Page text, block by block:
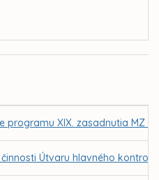
programu XIX. zasadnutia MZ v
Útvaru hlavného